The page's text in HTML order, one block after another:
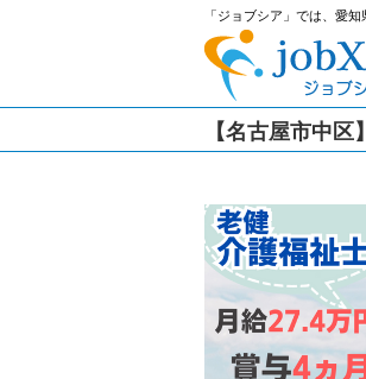
「ジョブシア」では、愛
【名古屋市中